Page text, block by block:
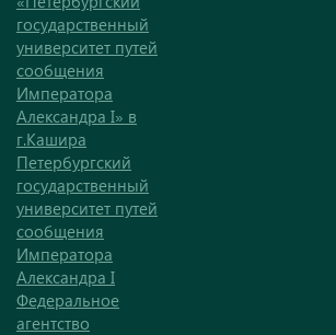
государственный
университет путей
сообщения
Императора
Александра I» в
г.Кашира
Петербургский
государственный
университет путей
сообщения
Императора
Александра I
Федеральное
агентство